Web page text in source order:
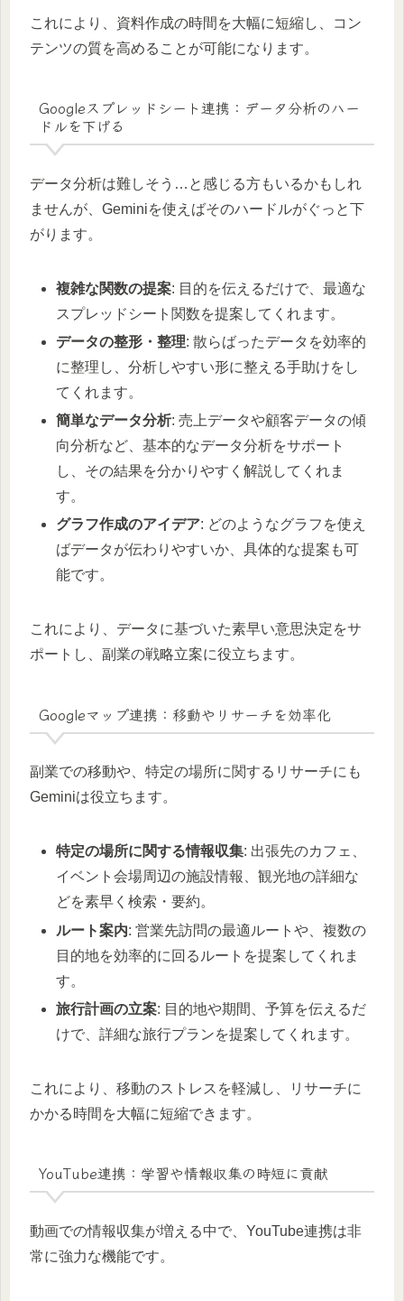
これにより、資料作成の時間を大幅に短縮し、コン
テンツの質を高めることが可能になります。
Googleスプレッドシート連携：データ分析のハー
ドルを下げる
データ分析は難しそう…と感じる方もいるかもしれ
ませんが、Geminiを使えばそのハードルがぐっと下
がります。
複雑な関数の提案: 目的を伝えるだけで、最適な
スプレッドシート関数を提案してくれます。
データの整形・整理: 散らばったデータを効率的
に整理し、分析しやすい形に整える手助けをし
てくれます。
簡単なデータ分析: 売上データや顧客データの傾
向分析など、基本的なデータ分析をサポート
し、その結果を分かりやすく解説してくれま
す。
グラフ作成のアイデア: どのようなグラフを使え
ばデータが伝わりやすいか、具体的な提案も可
能です。
これにより、データに基づいた素早い意思決定をサ
ポートし、副業の戦略立案に役立ちます。
Googleマップ連携：移動やリサーチを効率化
副業での移動や、特定の場所に関するリサーチにも
Geminiは役立ちます。
特定の場所に関する情報収集: 出張先のカフェ、
イベント会場周辺の施設情報、観光地の詳細な
どを素早く検索・要約。
ルート案内: 営業先訪問の最適ルートや、複数の
目的地を効率的に回るルートを提案してくれま
す。
旅行計画の立案: 目的地や期間、予算を伝えるだ
けで、詳細な旅行プランを提案してくれます。
これにより、移動のストレスを軽減し、リサーチに
かかる時間を大幅に短縮できます。
YouTube連携：学習や情報収集の時短に貢献
動画での情報収集が増える中で、YouTube連携は非
常に強力な機能です。